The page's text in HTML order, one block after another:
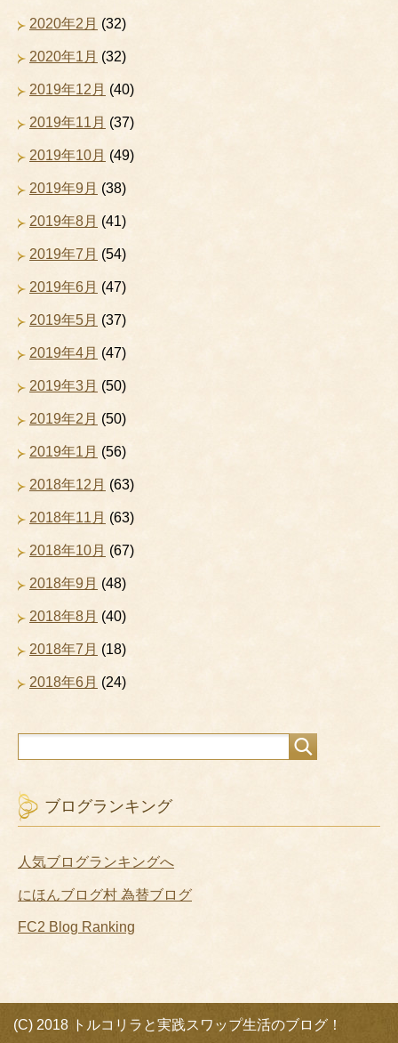
2020年2月 (32)
2020年1月 (32)
2019年12月 (40)
2019年11月 (37)
2019年10月 (49)
2019年9月 (38)
2019年8月 (41)
2019年7月 (54)
2019年6月 (47)
2019年5月 (37)
2019年4月 (47)
2019年3月 (50)
2019年2月 (50)
2019年1月 (56)
2018年12月 (63)
2018年11月 (63)
2018年10月 (67)
2018年9月 (48)
2018年8月 (40)
2018年7月 (18)
2018年6月 (24)
ブログランキング
人気ブログランキングへ
にほんブログ村 為替ブログ
FC2 Blog Ranking
(C) 2018 トルコリラと実践スワップ生活のブログ！